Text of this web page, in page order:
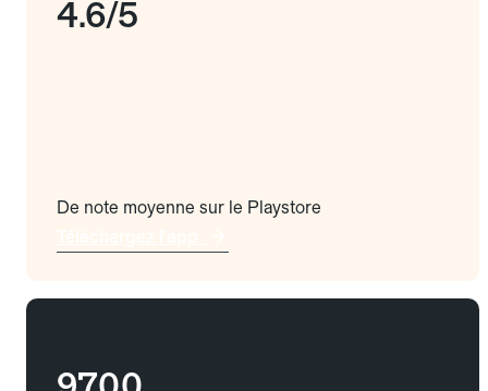
4.6/5
De note moyenne sur le Playstore